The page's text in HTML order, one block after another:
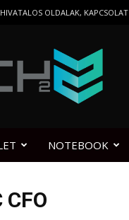
HIVATALOS OLDALAK, KAPCSOLAT
NOTEBOOK
CFO